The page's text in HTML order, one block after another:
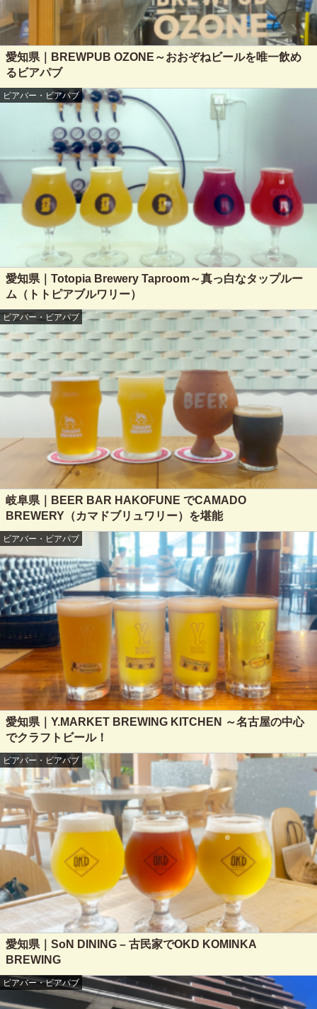
愛知県｜BREWPUB OZONE～おおぞねビールを唯一飲め
るビアパブ
ビアバー・ビアパブ
愛知県｜Totopia Brewery Taproom～真っ白なタップルー
ム（トトピアブルワリー）
ビアバー・ビアパブ
岐阜県｜BEER BAR HAKOFUNE でCAMADO
BREWERY（カマドブリュワリー）を堪能
ビアバー・ビアパブ
愛知県｜Y.MARKET BREWING KITCHEN ～名古屋の中心
でクラフトビール！
ビアバー・ビアパブ
愛知県｜SoN DINING – 古民家でOKD KOMINKA
BREWING
ビアバー・ビアパブ